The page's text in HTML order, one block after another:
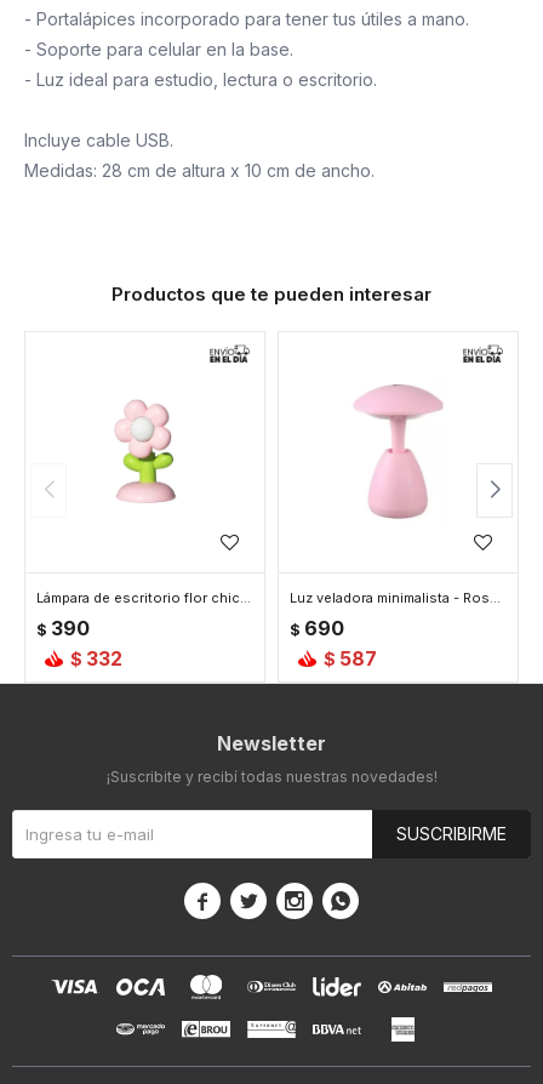
- Portalápices incorporado para tener tus útiles a mano.
- Soporte para celular en la base.
- Luz ideal para estudio, lectura o escritorio.
Incluye cable USB.
Medidas: 28 cm de altura x 10 cm de ancho.
Productos que te pueden interesar
Lámpara de escritorio flor chica - Rosado
$ 390
$ 332
Luz veladora minimalista - Rosado
$ 690
$ 587
Newsletter
¡Suscribite y recibí todas nuestras novedades!
SUSCRIBIRME
   